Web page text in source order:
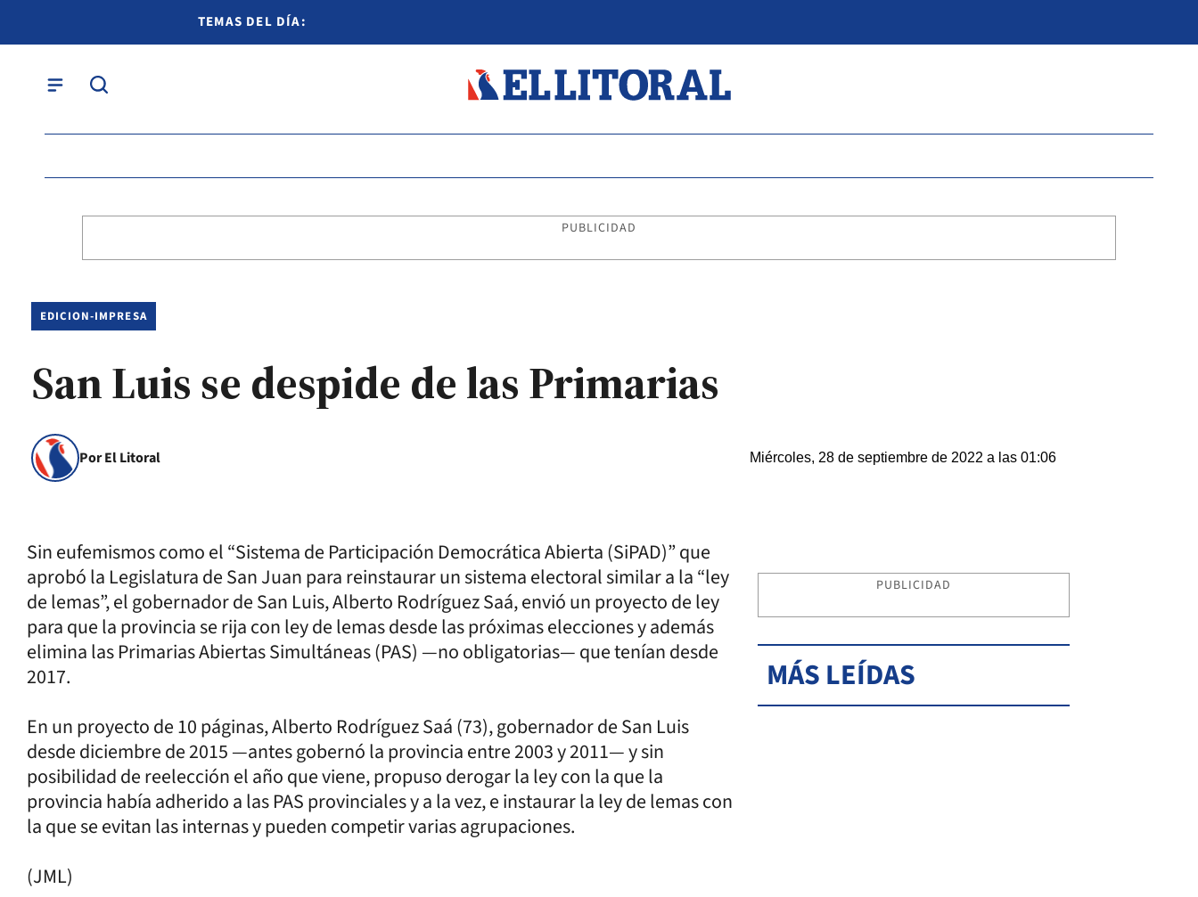
TEMAS DEL DÍA:
PUBLICIDAD
EDICION-IMPRESA
San Luis se despide de las Primarias
Por El Litoral Miércoles, 28 de septiembre de 2022 a las 01:06
Sin eufemismos como el “Sistema de Participación Democrática Abierta (SiPAD)” que
aprobó la Legislatura de San Juan para reinstaurar un sistema electoral similar a la “ley
de lemas”, el gobernador de San Luis, Alberto Rodríguez Saá, envió un proyecto de ley
para que la provincia se rija con ley de lemas desde las próximas elecciones y además
elimina las Primarias Abiertas Simultáneas (PAS) —no obligatorias— que tenían desde
2017.
En un proyecto de 10 páginas, Alberto Rodríguez Saá (73), gobernador de San Luis
desde diciembre de 2015 —antes gobernó la provincia entre 2003 y 2011— y sin
posibilidad de reelección el año que viene, propuso derogar la ley con la que la
provincia había adherido a las PAS provinciales y a la vez, e instaurar la ley de lemas con
la que se evitan las internas y pueden competir varias agrupaciones.
(JML)
PUBLICIDAD
MÁS LEÍDAS